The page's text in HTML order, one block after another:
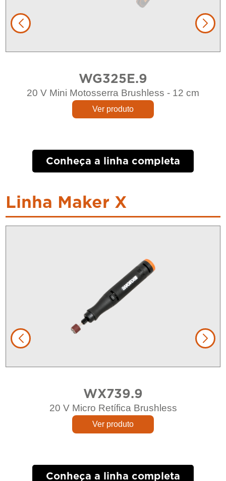
WG325E.9
20 V Mini Motosserra Brushless - 12 cm
Ver produto
Conheça a linha completa
Linha Maker X
WX739.9
20 V Micro Retífica Brushless
Ver produto
Conheça a linha completa